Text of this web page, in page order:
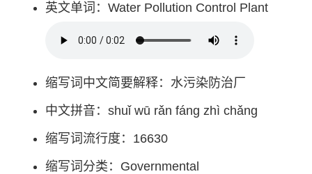
英文单词：Water Pollution Control Plant
缩写词中文简要解释：水污染防治厂
中文拼音：shuǐ wū rǎn fáng zhì chǎng
缩写词流行度：16630
缩写词分类：Governmental